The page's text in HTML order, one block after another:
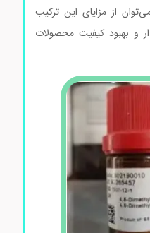
از مزایای این ترکیب
و بهبود کیفیت محصولات